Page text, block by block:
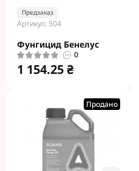
Предзаказ
Артикул: 504
Фунгицид Бенелус
0
1 154.25 ₴
Продано